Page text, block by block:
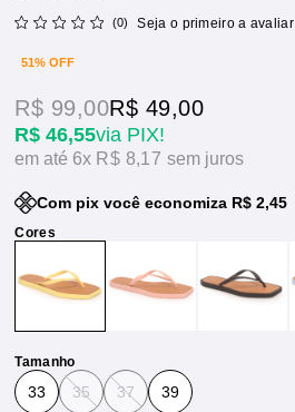
(0) Seja o primeiro a avaliar
51% OFF
R$ 46,55via PIX!
R$ 99,00R$ 49,00
6x R$ 8,17 sem juros
Com pix você economiza R$ 2,45
Tamanho
33 35 37 39